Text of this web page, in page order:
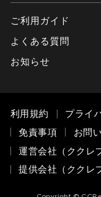
ご利用ガイド
よくある質問
お知らせ
利用規約
プライ
免責事項
お問
運営会社（ククレ
提供会社（ククレ